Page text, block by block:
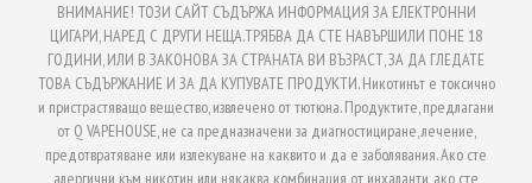
ВНИМАНИЕ! ТОЗИ САЙТ СЪДЪРЖА ИНФОРМАЦИЯ ЗА ЕЛЕКТРОННИ
ЦИГАРИ, НАРЕД С ДРУГИ НЕЩА.ТРЯБВА ДА СТЕ НАВЪРШИЛИ ПОНЕ 18
ГОДИНИ, ИЛИ В ЗАКОНОВА ЗА СТРАНАТА ВИ ВЪЗРАСТ, ЗА ДА ГЛЕДАТЕ
ТОВА СЪДЪРЖАНИЕ И ЗА ДА КУПУВАТЕ ПРОДУКТИ. Никотинът е токсично
и пристрастяващо вещество, извлечено от тютюна. Продуктите, предлагани
от Q VAPEHOUSE, не са предназначени за диагностициране, лечение,
предотвратяване или излекуване на каквито и да е заболявания. Ако сте
алергични към никотин или някаква комбинация от инхаланти, ако сте